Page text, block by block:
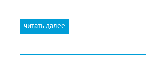
читать далее